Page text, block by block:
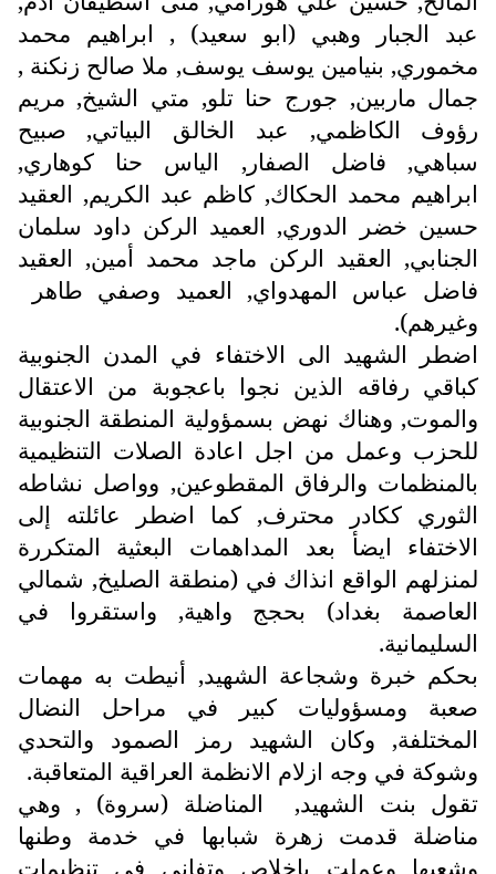
عبد الجبار وهبي (ابو سعيد) , ابراهيم محمد
مخموري, بنيامين يوسف يوسف, ملا صالح زنكنة ,
جمال ماربين, جورج حنا تلو, متي الشيخ, مريم
رؤوف الكاظمي, عبد الخالق البياتي, صبيح
سباهي, فاضل الصفار, الياس حنا كوهاري,
ابراهيم محمد الحكاك, كاظم عبد الكريم, العقيد
حسين خضر الدوري, العميد الركن داود سلمان
الجنابي, العقيد الركن ماجد محمد أمين, العقيد
فاضل عباس المهدواي, العميد وصفي طاهر
وغيرهم).
اضطر الشهيد الى الاختفاء في المدن الجنوبية
كباقي رفاقه الذين نجوا باعجوبة من الاعتقال
والموت, وهناك نهض بسمؤولية المنطقة الجنوبية
للحزب وعمل من اجل اعادة الصلات التنظيمية
بالمنظمات والرفاق المقطوعين, وواصل نشاطه
الثوري ككادر محترف, كما اضطر عائلته إلى
الاختفاء ايضأ بعد المداهمات البعثية المتكررة
لمنزلهم الواقع انذاك في (منطقة الصليخ, شمالي
العاصمة بغداد) بحجج واهية, واستقروا في
السليمانية.
بحكم خبرة وشجاعة الشهيد, أنيطت به مهمات
صعبة ومسؤوليات كبير في مراحل النضال
المختلفة, وكان الشهيد رمز الصمود والتحدي
وشوكة في وجه ازلام الانظمة العراقية المتعاقبة.
تقول بنت الشهيد, المناضلة (سروة) , وهي
مناضلة قدمت زهرة شبابها في خدمة وطنها
وشعبها وعملت باخلاص وتفاني في تنظيمات